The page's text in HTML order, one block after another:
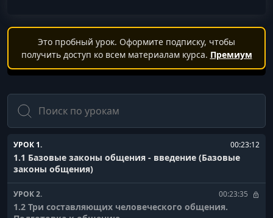
Это пробный урок. Оформите подписку, чтобы
получить доступ ко всем материалам курса. Премиум
Поиск
УРОК 1. 00:23:12
1.1 Базовые законы общения - введение (Базовые
законы общения)
УРОК 2. 00:23:35
1.2 Три составляющих человеческого общения.